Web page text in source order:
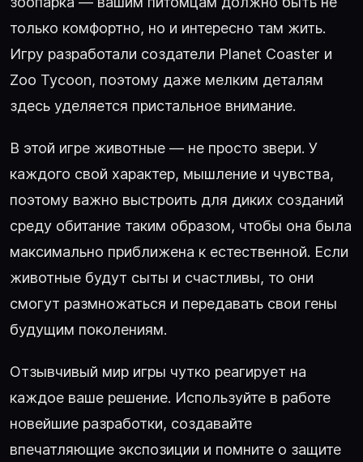
только комфортно, но и интересно там жить.
Игру разработали создатели Planet Coaster и
Zoo Tycoon, поэтому даже мелким деталям
здесь уделяется пристальное внимание.
В этой игре животные — не просто звери. У
каждого свой характер, мышление и чувства,
поэтому важно выстроить для диких созданий
среду обитание таким образом, чтобы она была
максимально приближена к естественной. Если
животные будут сыты и счастливы, то они
смогут размножаться и передавать свои гены
будущим поколениям.
Отзывчивый мир игры чутко реагирует на
каждое ваше решение. Используйте в работе
новейшие разработки, создавайте
впечатляющие экспозиции и помните о защите